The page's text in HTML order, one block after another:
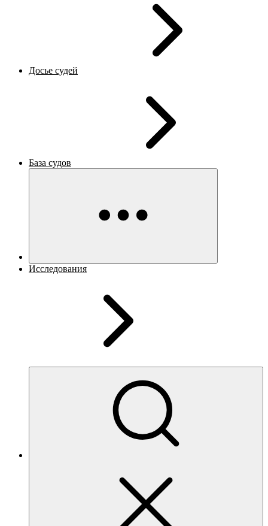
Досье судей
База судов
Исследования